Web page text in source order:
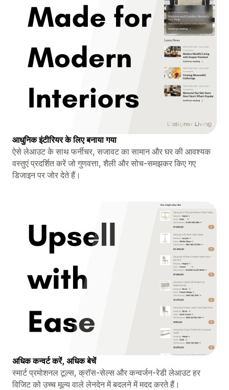
आधुनिक इंटीरियर के लिए बनाया गया
ऐसे लेआउट के साथ फर्नीचर, सजावट का सामान और घर की आवश्यक
वस्तुएं प्रदर्शित करें जो गुणवत्ता, शैली और सोच-समझकर किए गए
डिजाइन पर जोर देते हैं।
अधिक कन्वर्ट करें, अधिक बेचें
स्मार्ट प्रमोशनल टूल्स, क्रॉस-सेल्स और कन्वर्जन-रेडी लेआउट हर
विजिट को उच्च मूल्य वाले लेनदेन में बदलने में मदद करते हैं।